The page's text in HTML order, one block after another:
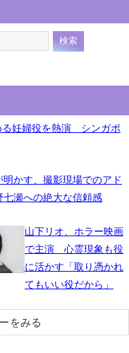
る妊婦役を熱演 シンガポ
明かす、撮影現場でのアド
七瀬への絶大な信頼感
山下リオ、ホラー映画
で主演 心霊現象も役
に活かす「取り憑かれ
てもいい役だから」
をみる